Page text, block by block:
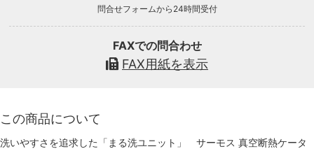
問合せフォームから24時間受付
FAXでの問合わせ
FAX用紙を表示
この商品について
洗いやすさを追求した「まる洗ユニット」 サーモス 真空断熱ケータ